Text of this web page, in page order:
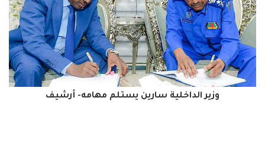
وزير الداخلية سارين يستلم مهامه- أرشيف